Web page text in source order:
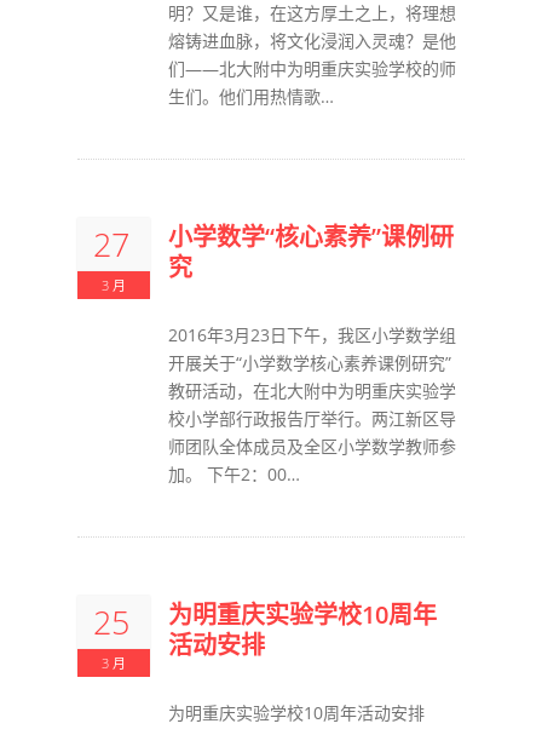
明？又是谁，在这方厚土之上，将理想
熔铸进血脉，将文化浸润入灵魂？是他
们——北大附中为明重庆实验学校的师
生们。他们用热情歌…
27
3 月
小学数学“核心素养”课例研
究
2016年3月23日下午，我区小学数学组
开展关于“小学数学核心素养课例研究”
教研活动，在北大附中为明重庆实验学
校小学部行政报告厅举行。两江新区导
师团队全体成员及全区小学数学教师参
加。 下午2：00…
25
3 月
为明重庆实验学校10周年
活动安排
为明重庆实验学校10周年活动安排